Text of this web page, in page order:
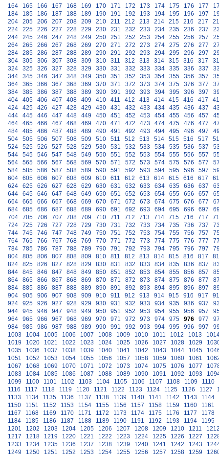
164
165 166 167 168 169 170 171 172 173 174 175 176 177
184
185 186 187 188 189 190 191 192 193 194 195 196 197
204
205 206 207 208 209 210 211 212 213 214 215 216 217
224
225 226 227 228 229 230 231 232 233 234 235 236 237
244
245 246 247 248 249 250 251 252 253 254 255 256 257
264
265 266 267 268 269 270 271 272 273 274 275 276 277
284
285 286 287 288 289 290 291 292 293 294 295 296 297
304
305 306 307 308 309 310 311 312 313 314 315 316 317
324
325 326 327 328 329 330 331 332 333 334 335 336 337
344
345 346 347 348 349 350 351 352 353 354 355 356 357
364
365 366 367 368 369 370 371 372 373 374 375 376 377
384
385 386 387 388 389 390 391 392 393 394 395 396 397
404
405 406 407 408 409 410 411 412 413 414 415 416 417
424
425 426 427 428 429 430 431 432 433 434 435 436 437
444
445 446 447 448 449 450 451 452 453 454 455 456 457
464
465 466 467 468 469 470 471 472 473 474 475 476 477
484
485 486 487 488 489 490 491 492 493 494 495 496 497
504
505 506 507 508 509 510 511 512 513 514 515 516 517
524
525 526 527 528 529 530 531 532 533 534 535 536 537
544
545 546 547 548 549 550 551 552 553 554 555 556 557
564
565 566 567 568 569 570 571 572 573 574 575 576 577
584
585 586 587 588 589 590 591 592 593 594 595 596 597
604
605 606 607 608 609 610 611 612 613 614 615 616 617
624
625 626 627 628 629 630 631 632 633 634 635 636 637
644
645 646 647 648 649 650 651 652 653 654 655 656 657
664
665 666 667 668 669 670 671 672 673 674 675 676 677
684
685 686 687 688 689 690 691 692 693 694 695 696 697
704
705 706 707 708 709 710 711 712 713 714 715 716 717
724
725 726 727 728 729 730 731 732 733 734 735 736 737
744
745 746 747 748 749 750 751 752 753 754 755 756 757
764
765 766 767 768 769 770 771 772 773 774 775 776 777
784
785 786 787 788 789 790 791 792 793 794 795 796 797
804
805 806 807 808 809 810 811 812 813 814 815 816 817
824
825 826 827 828 829 830 831 832 833 834 835 836 837
844
845 846 847 848 849 850 851 852 853 854 855 856 857
864
865 866 867 868 869 870 871 872 873 874 875 876 877
884
885 886 887 888 889 890 891 892 893 894 895 896 897
904
905 906 907 908 909 910 911 912 913 914 915 916 917
924
925 926 927 928 929 930 931 932 933 934 935 936 937
944
945 946 947 948 949 950 951 952 953 954 955 956 957
964
965 966 967 968 969 970 971 972 973 974 975 976 977
984
985 986 987 988 989 990 991 992 993 994 995 996 997
1003
1004 1005 1006 1007 1008 1009 1010 1011 1012 1013
1019
1020 1021 1022 1023 1024 1025 1026 1027 1028 1029
1035
1036 1037 1038 1039 1040 1041 1042 1043 1044 1045
1051
1052 1053 1054 1055 1056 1057 1058 1059 1060 1061
1067
1068 1069 1070 1071 1072 1073 1074 1075 1076 1077
1083
1084 1085 1086 1087 1088 1089 1090 1091 1092 1093
1099
1100 1101 1102 1103 1104 1105 1106 1107 1108 1109
1110
1116
1117 1118 1119 1120 1121 1122 1123 1124 1125 1126 1127
1133
1134 1135 1136 1137 1138 1139 1140 1141 1142 1143
1144
1150
1151 1152 1153 1154 1155 1156 1157 1158 1159 1160
1161
1167
1168 1169 1170 1171 1172 1173 1174 1175 1176 1177
1178
1184
1185 1186 1187 1188 1189 1190 1191 1192 1193 1194
1195
1201
1202 1203 1204 1205 1206 1207 1208 1209 1210 1211
1217
1218 1219 1220 1221 1222 1223 1224 1225 1226 1227
1233
1234 1235 1236 1237 1238 1239 1240 1241 1242 1243
1249
1250 1251 1252 1253 1254 1255 1256 1257 1258 1259